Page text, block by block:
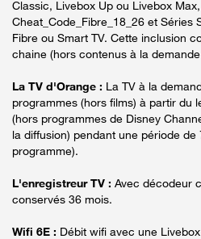
Classic, Livebox Up ou Livebox
Cheat_Code_Fibre_18_26 et Séries
Fibre ou Smart TV. Cette inclusion
chaine (hors contenus à la
La TV d'Orange : La TV à la
programmes (hors films) à partir du
(hors programmes de Disney
la diffusion) pendant une période de
programme).
L'enregistreur TV : Avec décodeur
conservés 36 mois.
Wifi 6E : Débit wifi avec une